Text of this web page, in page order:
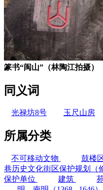
篆书“闽山”（林陶江拍摄）
同义词
光禄坊8号 玉尺山房
所属分类
不可移动文物 鼓楼
巷历史文化街区保护规划（
保护单位
建筑